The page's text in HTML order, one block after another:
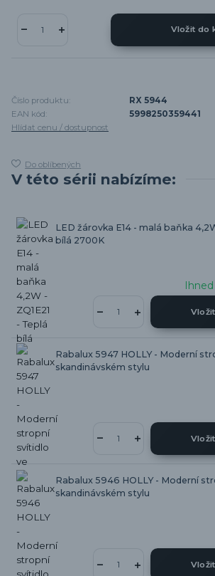
Vložit do
Číslo produktu:
RX 5944
EAN kód:
5998250359441
Hlídat cenu / dostupnost
Do oblíbených
V této sérii nabízíme:
LED žárovka E14 - malá baňka
bílá 2700K
Rabalux 5947 HOLLY - Moderní
skandinávském stylu
Rabalux 5946 HOLLY - Moderní
skandinávském stylu